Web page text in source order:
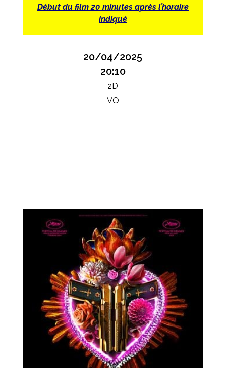
Début du film 20 minutes après l’horaire
indiqué
20/04/2025
20:10
2D
VO